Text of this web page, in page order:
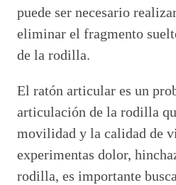
puede ser necesario
eliminar el fragmento
de la rodilla.
El ratón articular es un
articulación de la rodilla
movilidad y la calidad de
experimentas dolor,
rodilla, es importante